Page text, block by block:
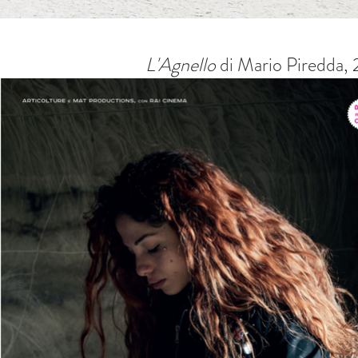
L'Agnellodi Mario Piredda,